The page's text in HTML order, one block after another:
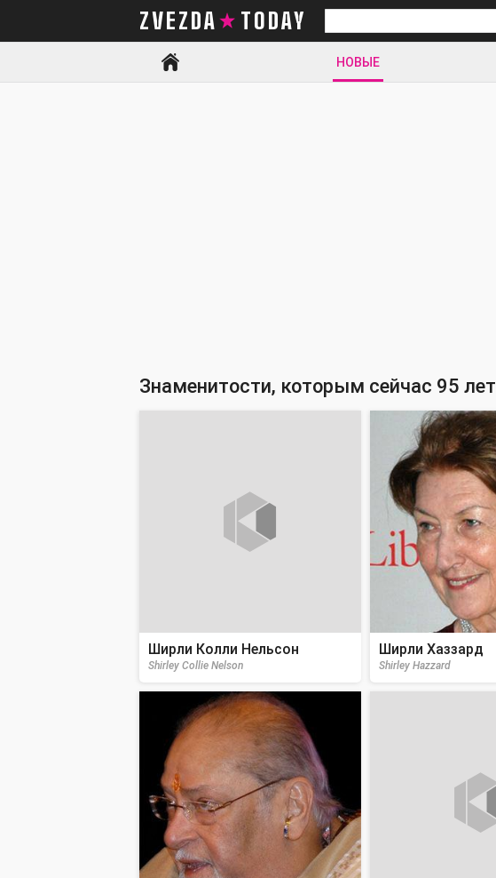
ZVEZDA TODAY
Искать
НОВЫЕ
Знаменитости, которым сейчас 95 лет
Ширли Колли Нельсон
Shirley Collie Nelson
Ширли Хаззард
Shirley Hazzard